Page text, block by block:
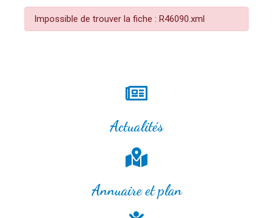
Impossible de trouver la fiche : R46090.xml
Actualités
Annuaire et plan